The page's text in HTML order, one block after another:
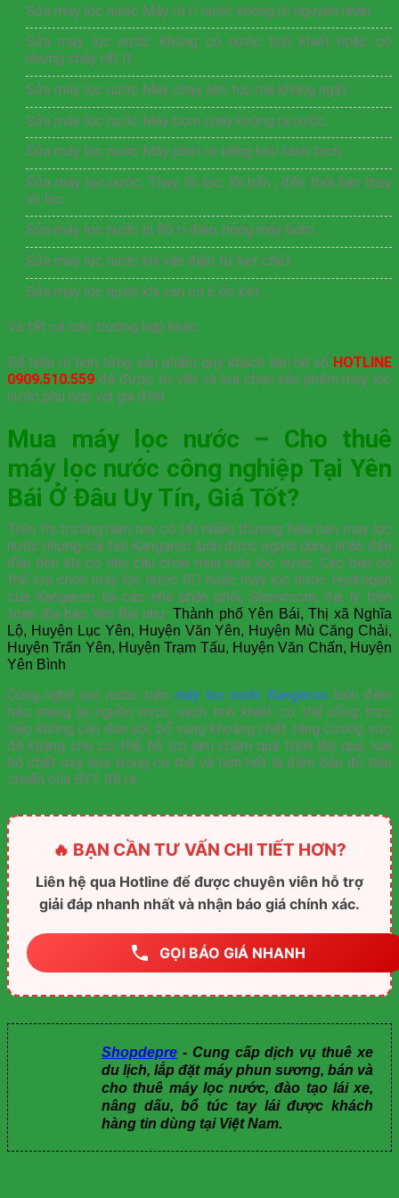
Sửa máy lọc nước Máy rò rỉ nước không rõ nguyên nhân.
Sửa máy lọc nước Không có nước tinh khiết hoặc có
nhưng chảy rất ít.
Sửa máy lọc nước Máy chạy liên tục mà không ngắt.
Sửa máy lọc nước Máy bơm chạy không ra nước.
Sửa máy lọc nước Máy phát ra tiếng kêu tành tạch.
Sửa máy lọc nước, Thay lõi lọc, lõi bẩn , đến thời hạn thay
lõi lọc.
Sửa máy lọc nước bị Rò rỉ điện, hỏng máy bơm…
Sửa máy lọc nước khi vân điện từ kẹt chết
Sửa máy lọc nước khi van cơ 6 ốc két
Và tất cả các trường hợp khác.
Để hiểu rõ hơn từng sản phẩm quý khách liên hệ số HOTLINE
0909.510.559 để được tư vấn và lựa chọn sản phẩm máy lọc
nước phù hợp với gia đình
Mua máy lọc nước – Cho thuê
máy lọc nước công nghiệp Tại Yên
Bái Ở Đâu Uy Tín, Giá Tốt?
Trên thị trường hiện nay có rất nhiều thương hiệu bán máy lọc
nước nhưng cái tên Kangaroo luôn được người dùng nhắc đến
đầu tiên khi có nhu cầu chọn mua máy lọc nước. Các bạn có
thể lựa chọn máy lọc nước RO hoặc máy lọc nước Hydrogen
của Kangaroo tại các nhà phân phối, Showroom, đại lý trên
toàn địa bàn Yên Bái như: Thành phố Yên Bái, Thị xã Nghĩa
Lộ, Huyện Lục Yên, Huyện Văn Yên, Huyện Mù Căng Chải,
Huyện Trấn Yên, Huyện Trạm Tấu, Huyện Văn Chấn, Huyện
Yên Bình
Công nghệ lọc nước trên máy lọc nước Kangaroo luôn đảm
bảo mang lại nguồn nước sạch tinh khiết có thể uống trực
tiếp không cần đun sôi, bổ sung khoáng chất tăng cường sức
đề kháng cho cơ thể, hỗ trợ làm chậm quá trình lão quá, loại
bỏ chất oxy hóa trong cơ thể và hơn hết là đảm bảo đủ tiêu
chuẩn của BYT đề ra
🔥 BẠN CẦN TƯ VẤN CHI TIẾT HƠN?
Liên hệ qua Hotline để được chuyên viên hỗ trợ
giải đáp nhanh nhất và nhận báo giá chính xác.
GỌI BÁO GIÁ NHANH
Shopdepre - Cung cấp dịch vụ thuê xe
du lịch, lắp đặt máy phun sương, bán và
cho thuê máy lọc nước, đào tạo lái xe,
nâng dấu, bổ túc tay lái được khách
hàng tin dùng tại Việt Nam.